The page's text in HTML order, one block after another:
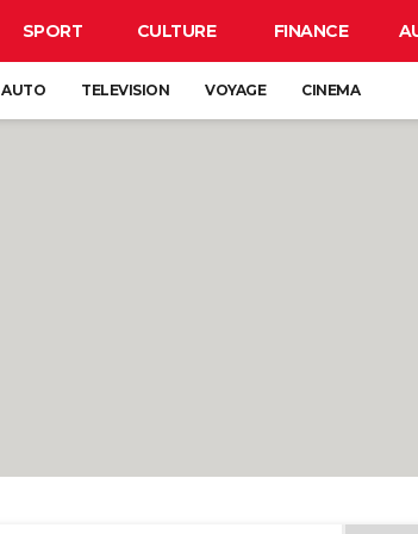
SPORT CULTURE FINANCE
AUTO TELEVISION VOYAGE CINEMA